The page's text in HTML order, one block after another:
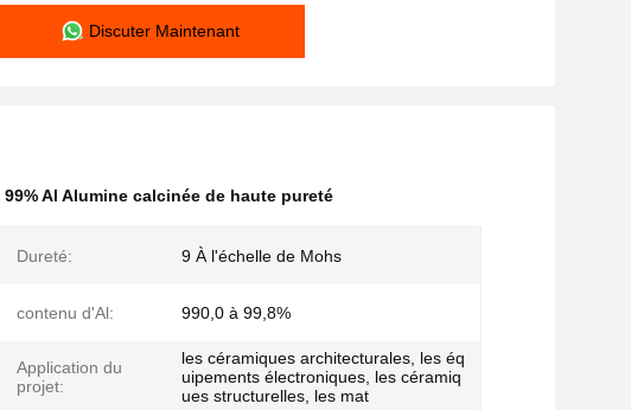
Discuter Maintenant
99% Al Alumine calcinée de haute pureté
Dureté: 9 À l'échelle de Mohs
contenu d'Al: 990,0 à 99,8%
Application du
projet:
les céramiques architecturales, les éq
uipements électroniques, les céramiq
ues structurelles, les mat